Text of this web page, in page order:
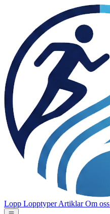
Lopp LopptyperArtiklarOm oss